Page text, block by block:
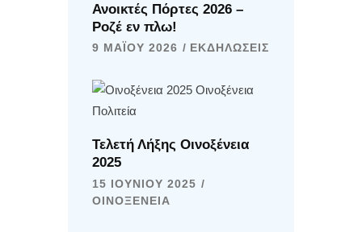
Ανοικτές Πόρτες 2026 –
Ροζέ εν πλω!
9 ΜΑΪ́ΟΥ 2026 ΕΚΔΗΛΏΣΕΙΣ
Τελετή Λήξης Οινοξένεια
2025
15 ΙΟΥΝΊΟΥ 2025
ΟΙΝΟΞΈΝΕΙΑ